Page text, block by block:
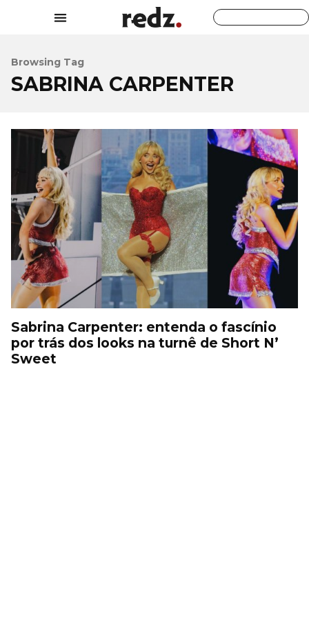
Browsing Tag
SABRINA CARPENTER
Sabrina Carpenter: entenda o fascínio
por trás dos looks na turnê de Short N’
Sweet